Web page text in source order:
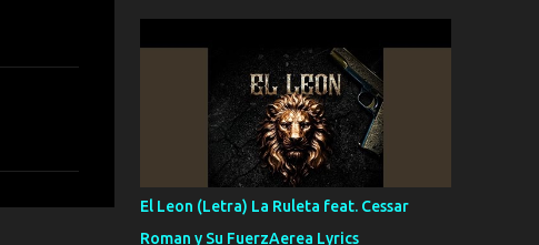
conciertos más que llenar Se mueven solo
por el interés P...
inteligente junto con su hermano el TRES
blindado el Estado tiene andan ESPERANDO
al UNO QUE PRONTO ESTARÁ PRESENTE
Que no falten las bucanas ni tampoco las
mujeres porque es platica de grandes por eso
hay que estar alegres doy las instrucciones
para atender los deberes Música Si es que
El Leon (Letra) La Ruleta feat. Cessar
Roman y Su FuerzAerea Lyrics